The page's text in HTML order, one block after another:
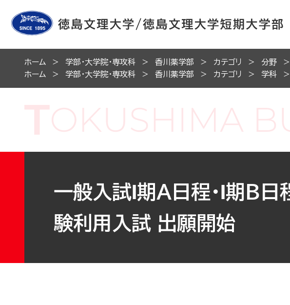
ホーム 学部・大学院・専攻科 香川薬学部 カテゴリ 分野
ホーム
学部・大学院・専攻科 香川薬学部 カテゴリ 学科
一般入試Ⅰ期A日程・Ⅰ期B日
験利用入試 出願開始